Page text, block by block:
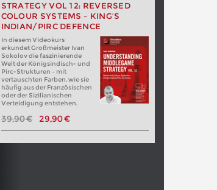
STRATEGY VOL 12: REVERSED
COLOUR SYSTEMS – KING’S
INDIAN/PIRC DEFENCE
In diesem Videokurs
erkundet Großmeister Ivan
Sokolov die faszinierende
Welt der Königsindisch- und
Pirc-Strukturen – mit
vertauschten Farben, wie sie
häufig aus der Französischen
oder der Sizilianischen
Verteidigung entstehen.
39,90 € 29,90 €